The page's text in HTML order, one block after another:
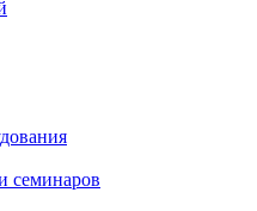
семинаров